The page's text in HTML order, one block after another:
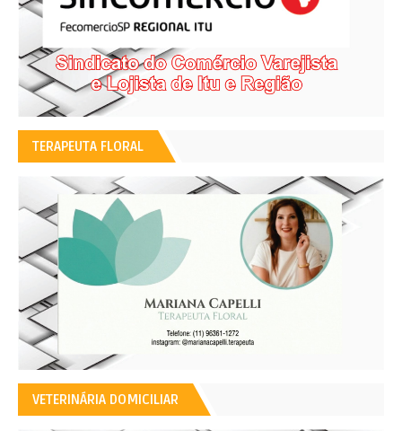
TERAPEUTA FLORAL
VETERINÁRIA DOMICILIAR